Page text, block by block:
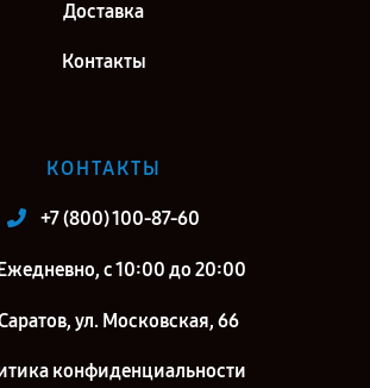
Доставка
Контакты
КОНТАКТЫ
+7 (800) 100-87-60
Ежедневно, с 10:00 до 20:00
ул. Московская, 66
конфиденциальности